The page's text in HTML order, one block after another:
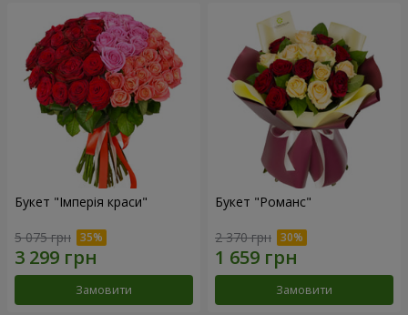
Букет "Імперія краси"
5 075 грн
Замовити
Букет "Романс"
2 370 грн
Замовити